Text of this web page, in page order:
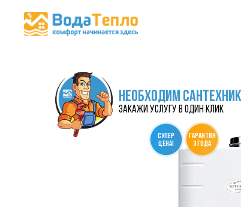
СУПЕР
ЦЕНА!
гарантия
3 года
НЕОБХОДИМ
закажи услугу в один клик